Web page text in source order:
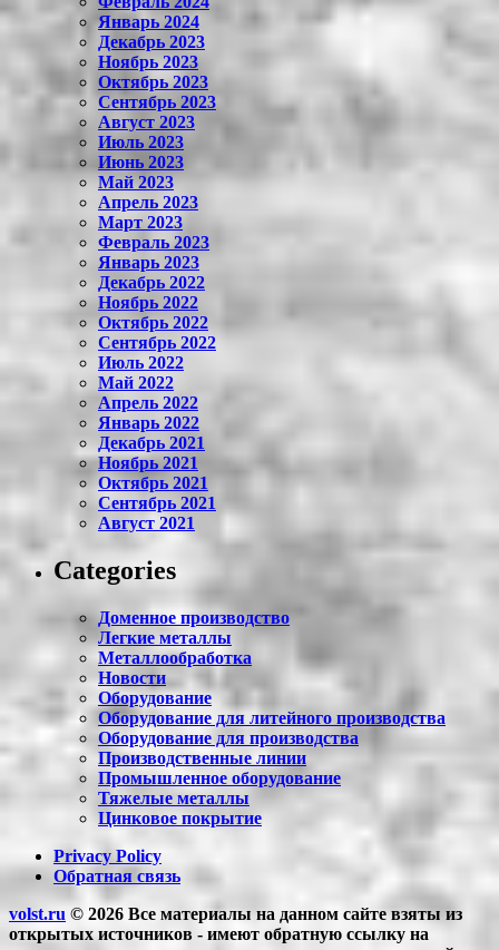
Январь 2024
Декабрь 2023
Ноябрь 2023
Октябрь 2023
Сентябрь 2023
Август 2023
Июль 2023
Июнь 2023
Май 2023
Апрель 2023
Март 2023
Февраль 2023
Январь 2023
Декабрь 2022
Ноябрь 2022
Октябрь 2022
Сентябрь 2022
Июль 2022
Май 2022
Апрель 2022
Январь 2022
Декабрь 2021
Ноябрь 2021
Октябрь 2021
Сентябрь 2021
Август 2021
Categories
Доменное производство
Легкие металлы
Металлообработка
Новости
Оборудование
Оборудование для литейного производства
Оборудование для производства
Производственные линии
Промышленное оборудование
Тяжелые металлы
Цинковое покрытие
Privacy Policy
Обратная связь
volst.ru © 2026 Все материалы на данном сайте взяты из
открытых источников - имеют обратную ссылку на